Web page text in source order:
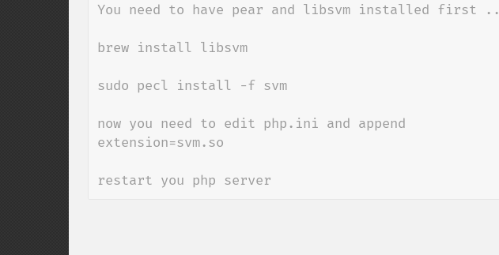
You need to have pear and libsvm installed first ..
brew install libsvm
sudo pecl install -f svm
now you need to edit php.ini and append
extension=svm.so
restart you php server